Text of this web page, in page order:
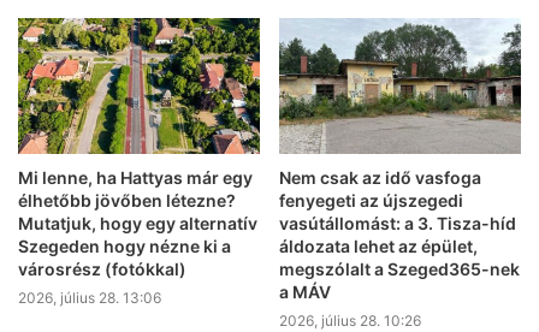
Mi lenne, ha Hattyas már egy
élhetőbb jövőben létezne?
Mutatjuk, hogy egy alternatív
Szegeden hogy nézne ki a
városrész (fotókkal)
2026, július 28. 13:06
Nem csak az idő vasfoga
fenyegeti az újszegedi
vasútállomást: a 3. Tisza-híd
áldozata lehet az épület,
megszólalt a Szeged365-nek
a MÁV
2026, július 28. 10:26